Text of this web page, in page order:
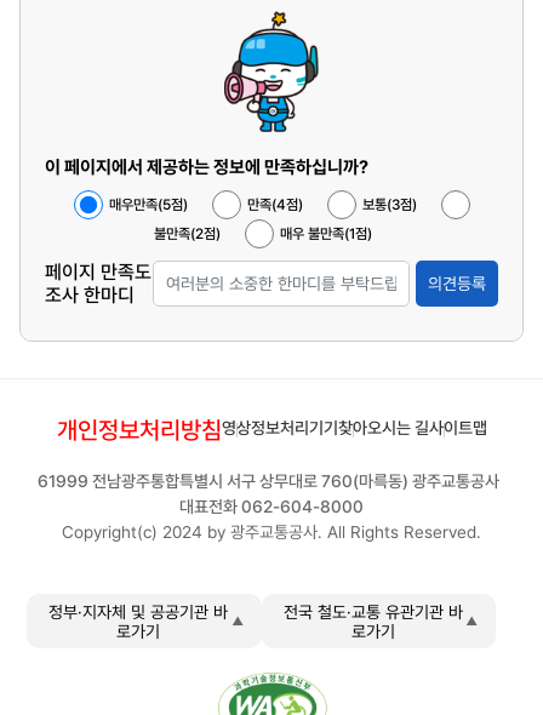
이 페이지에서 제공하는 정보에 만족하십니까?
매우만족(5점) 만족(4점)
보통(3점)
불만족(2점)
매우 불만족(1점)
페이지 만족도
조사 한마디
의견등록
개인정보처리방침영상정보처리기기 찾아오시는 길사이트맵
61999 전남광주통합특별시 서구 상무대로 760(마륵동) 광주교통공사
대표전화 062-604-8000
Copyright(c) 2024 by 광주교통공사. All Rights Reserved.
정부·지자체 및 공공기관 바
로가기
전국 철도·교통 유관기관 바
로가기